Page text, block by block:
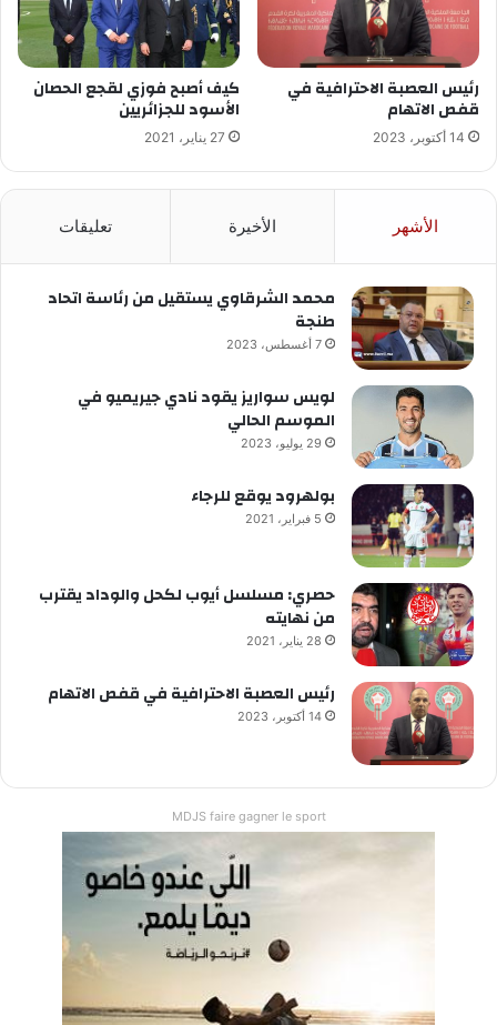
رئيس العصبة الاحترافية في
قفص الاتهام
14 أكتوبر، 2023
كيف أصبح فوزي لقجع الحصان
الأسود للجزائريين
27 يناير، 2021
الأشهر الأخيرة تعليقات
محمد الشرقاوي يستقيل من رئاسة اتحاد
طنجة
7 أغسطس، 2023
لويس سواريز يقود نادي جيريميو في
الموسم الحالي
29 يوليو، 2023
بولهرود يوقع للرجاء
5 فبراير، 2021
حصري: مسلسل أيوب لكحل والوداد يقترب
من نهايته
28 يناير، 2021
رئيس العصبة الاحترافية في قفص الاتهام
14 أكتوبر، 2023
MDJS faire gagner le sport